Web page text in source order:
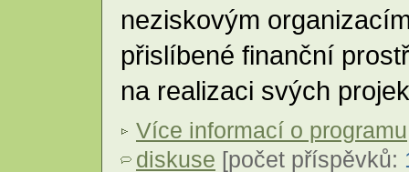
neziskovým
přislíbené finanční
na realizaci svých
Více informací o programu
diskuse [počet příspěvků: